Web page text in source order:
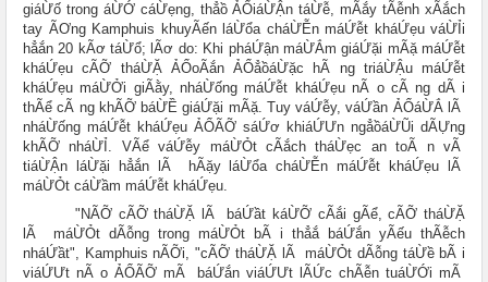
giáỪố trong áỪỚ cáỪẹng, thẳồ ẢỔiáỪẬn táỪễ, mÃắy tÃễnh xÃắch
tay ÃƠng Kamphuis khuyÃến láỪổa cháỪỄn máỨễt kháỨẹu váỪỈi
hẳắn 20 kÃơ táỪổ; lÃơ do: Khi pháỨận máỪẮm giáỨặi mÃặ máỨễt
kháỨẹu cÃỠ tháỪẶ ẢỔoÃắn ẢỔẳồáỪặc hÃ ng triáỪẬu máỨễt
kháỨẹu máỪỞi giÃằy, nháỪống máỨễt kháỨẹu nÃ o cÃ ng dÃ i
thÃể cÃ ng khÃỠ báỪỀ giáỨặi mÃặ. Tuy váỨễy, váỨần ẢỔáỪẮ lÃ
nháỪống máỨễt kháỨẹu ẢỔÃỠ sáỨơ khiáỨƯn ngẳồáỪŨi dÃỰng
khÃỠ nháỪỈ.
an toÃ n vÃ
tiáỪẬn láỪặi hẳắn lÃ hÃặy láỪổa cháỪỄn máỨễt kháỨẹu lÃ
máỪỎt cáỪầm máỨễt kháỨẹu.
"NÃỠ cÃỠ tháỪẶ lÃ báỨầt káỪỠ cÃắi gÃể, cÃỠ tháỪẶ
lÃ máỪỎt dÃỗng trong máỪỎt bÃ i thẳắ báỨắn yÃếu thÃễch
nháỨầt", Kamphuis nÃỠi, "cÃỠ tháỪẶ lÃ máỪỎt dÃỗng táỪề bÃ i
viáỨƯt nÃ o ẢỔÃỠ mÃ báỨắn viáỨƯt lÃỨc chÃễn tuáỪỚi mÃ